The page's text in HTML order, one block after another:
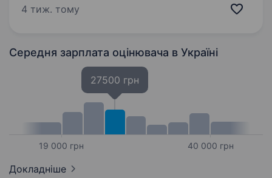
досвіду роботи. Навчання з нуля та підтримка
4 тиж. тому
Середня зарплата оцінювача в Україні
19 000 грн
27500 грн
40 000 грн
Докладніше